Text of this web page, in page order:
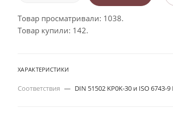
Товар просматривали: 1038.
Товар купили: 142.
ХАРАКТЕРИСТИКИ
Соответствия — DIN 51502 KP0K-30 и ISO 6743-9